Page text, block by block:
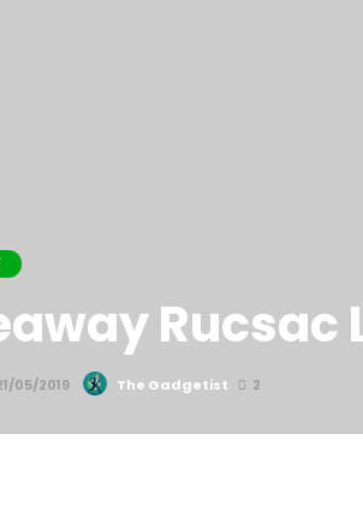
Rucsac
05/2019 The Gadgetist 2